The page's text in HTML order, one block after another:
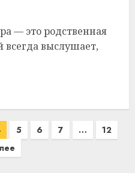
— это родственная
всегда выслушает,
5 6 7 …
12